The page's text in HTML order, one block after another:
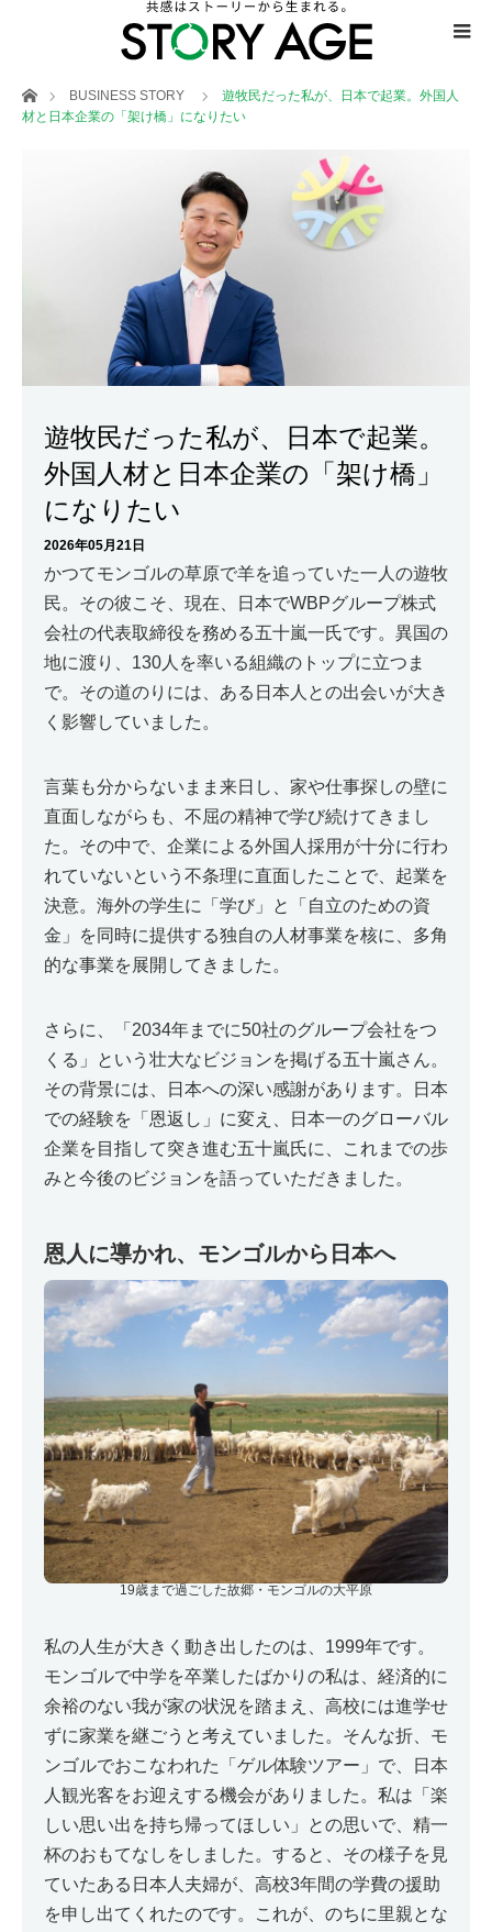
ホームBUSINESS STORY
遊牧民だった私が、日本で起業。外国人
材と日本企業の「架け橋」になりたい
遊牧民だった私が、日本で起業。
外国人材と日本企業の「架け橋」
になりたい
2026年05月21日
かつてモンゴルの草原で羊を追っていた一人の遊牧
民。その彼こそ、現在、日本でWBPグループ株式
会社の代表取締役を務める五十嵐一氏です。異国の
地に渡り、130人を率いる組織のトップに立つま
で。その道のりには、ある日本人との出会いが大き
く影響していました。
言葉も分からないまま来日し、家や仕事探しの壁に
直面しながらも、不屈の精神で学び続けてきまし
た。その中で、企業による外国人採用が十分に行わ
れていないという不条理に直面したことで、起業を
決意。海外の学生に「学び」と「自立のための資
金」を同時に提供する独自の人材事業を核に、多角
的な事業を展開してきました。
さらに、「2034年までに50社のグループ会社をつ
くる」という壮大なビジョンを掲げる五十嵐さん。
その背景には、日本への深い感謝があります。日本
での経験を「恩返し」に変え、日本一のグローバル
企業を目指して突き進む五十嵐氏に、これまでの歩
みと今後のビジョンを語っていただきました。
恩人に導かれ、モンゴルから日本へ
19歳まで過ごした故郷・モンゴルの大平原
私の人生が大きく動き出したのは、1999年です。
モンゴルで中学を卒業したばかりの私は、経済的に
余裕のない我が家の状況を踏まえ、高校には進学せ
ずに家業を継ごうと考えていました。そんな折、モ
ンゴルでおこなわれた「ゲル体験ツアー」で、日本
人観光客をお迎えする機会がありました。私は「楽
しい思い出を持ち帰ってほしい」との思いで、精一
杯のおもてなしをしました。すると、その様子を見
ていたある日本人夫婦が、高校3年間の学費の援助
を申し出てくれたのです。これが、のちに里親とな